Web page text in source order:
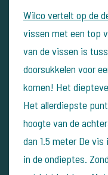
Wilco vertelt op de
vissen met een top
van de vissen is
doorsukkelen voor
komen! Het
Het allerdiepste
hoogte van de
dan 1.5 meter De
in de ondieptes.